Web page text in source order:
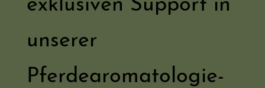
exklusiven Support in
unserer
Pferdearomatologie-